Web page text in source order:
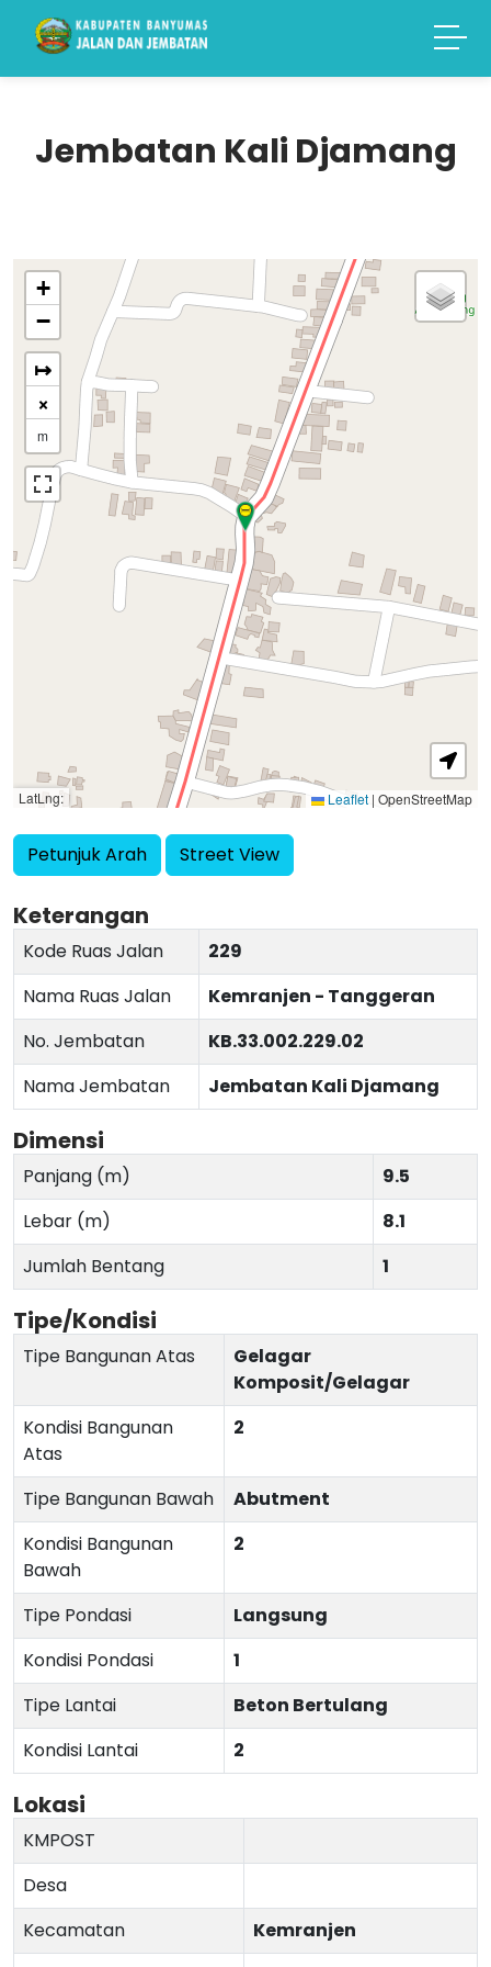
Jembatan Kali Djamang
+
−
↦
×
m
LatLng: Leaflet | OpenStreetMap
Petunjuk Arah Street View
Keterangan
Kode Ruas Jalan
229
Nama Ruas Jalan
Kemranjen - Tanggeran
No. Jembatan
KB.33.002.229.02
Nama Jembatan
Jembatan Kali Djamang
Dimensi
Panjang (m)
9.5
Lebar (m)
8.1
Jumlah Bentang
1
Tipe/Kondisi
Tipe Bangunan Atas
Gelagar
Komposit/Gelagar
Kondisi Bangunan
Atas
2
Tipe Bangunan Bawah
Abutment
Kondisi Bangunan
Bawah
2
Tipe Pondasi
Langsung
Kondisi Pondasi
1
Tipe Lantai
Beton Bertulang
Kondisi Lantai
2
Lokasi
KMPOST
Desa
Kecamatan
Kemranjen